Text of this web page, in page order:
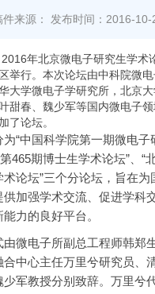
件来源： 发布时间：2016-10-
年北京微电子研究生学术
举行。本次论坛由中科院微
大学微电子学研究所，北京
甜春、魏少军等国内微电子
了论坛。
中国科学院第一期微电子
465期博士生学术论坛”、“
论坛”三个分论坛，旨在为
供加强学术交流、促进学科
力的良好平台。
电子所副总工程师韩郑生
中心主任万里兮研究员、
军教授分别致辞。万里兮